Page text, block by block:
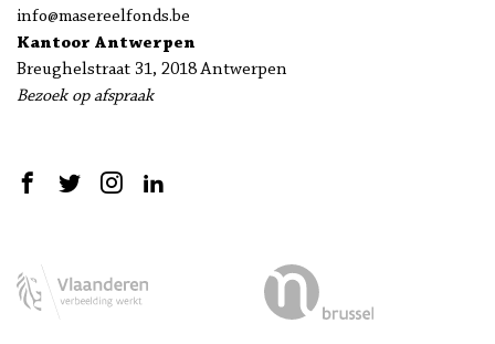
info@masereelfonds.be
Kantoor Antwerpen
Breughelstraat 31, 2018 Antwerpen
Bezoek op afspraak